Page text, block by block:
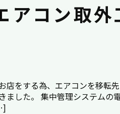
アコン取外
店をする為、エアコンを移転
ました。 集中管理システムの